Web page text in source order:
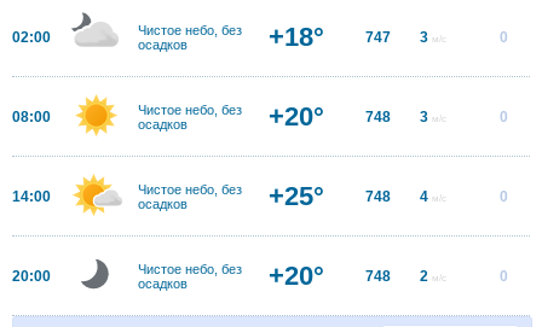
02:00
Чистое небо, без
осадков
+18° 747 3 м/с 0
08:00
Чистое небо, без
осадков
+20° 748 3 м/с 0
14:00
Чистое небо, без
осадков
+25° 748 4 м/с 0
20:00
Чистое небо, без
осадков
+20° 748 2 м/с 0